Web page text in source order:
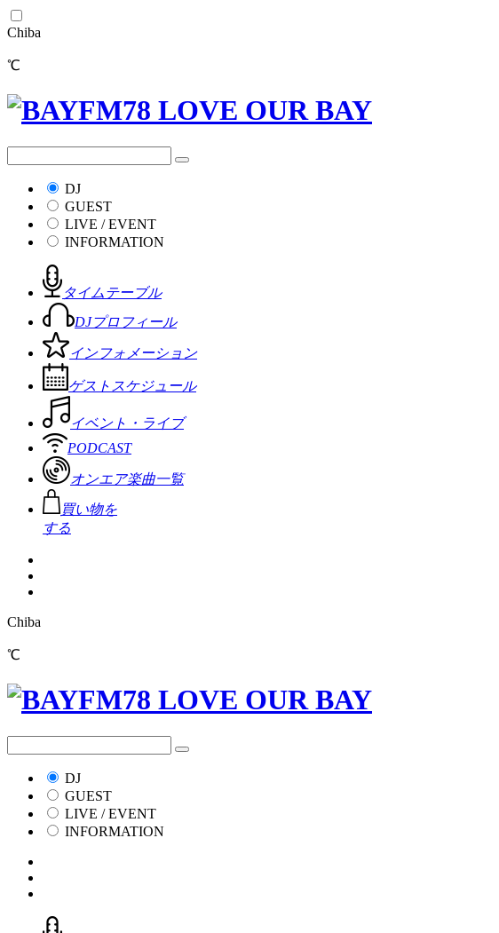
Chiba
℃
DJ
GUEST
LIVE / EVENT
INFORMATION
タイムテーブル
DJプロフィール
インフォメーション
ゲストスケジュール
イベント・ライブ
PODCAST
オンエア楽曲一覧
買い物を
する
Chiba
℃
DJ
GUEST
LIVE / EVENT
INFORMATION